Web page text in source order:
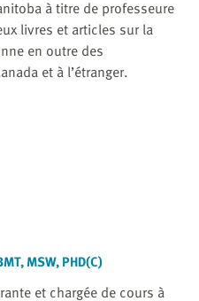
à titre de professeure
livres et articles sur la
en outre des
et à l’étranger.
MSW, PHD(C)
et chargée de cours à